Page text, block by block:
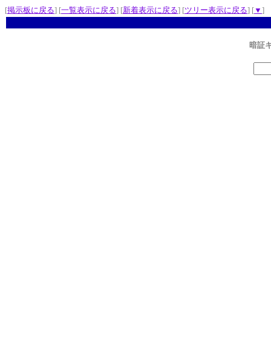
[掲示板に戻る] [一覧表示に戻る] [新着表示に戻る] [ツリー表示に戻る] [▼ ]
暗証